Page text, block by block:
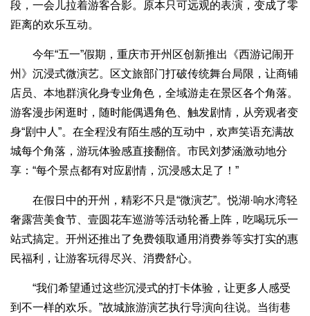
段，一会儿拉着游客合影。原本只可远观的表演，变成了零
距离的欢乐互动。
今年“五一”假期，重庆市开州区创新推出《西游记闹开
州》沉浸式微演艺。区文旅部门打破传统舞台局限，让商铺
店员、本地群演化身专业角色，全域游走在景区各个角落。
游客漫步闲逛时，随时能偶遇角色、触发剧情，从旁观者变
身“剧中人”。在全程没有陌生感的互动中，欢声笑语充满故
城每个角落，游玩体验感直接翻倍。市民刘梦涵激动地分
享：“每个景点都有对应剧情，沉浸感太足了！”
在假日中的开州，精彩不只是“微演艺”。悦湖·响水湾轻
奢露营美食节、壹圆花车巡游等活动轮番上阵，吃喝玩乐一
站式搞定。开州还推出了免费领取通用消费券等实打实的惠
民福利，让游客玩得尽兴、消费舒心。
“我们希望通过这些沉浸式的打卡体验，让更多人感受
到不一样的欢乐。”故城旅游演艺执行导演向往说。当街巷